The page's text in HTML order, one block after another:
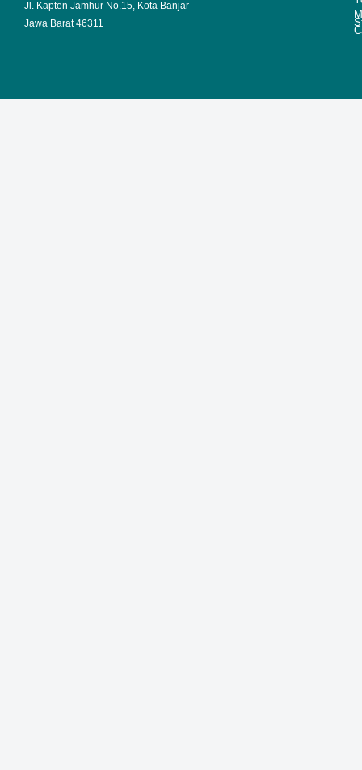
Jl. Kapten Jamhur No.15, Kota Banjar
Jawa Barat 46311